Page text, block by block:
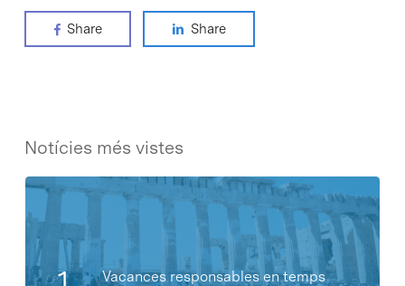
Share Share
Notícies més vistes
Vacances responsables en temps